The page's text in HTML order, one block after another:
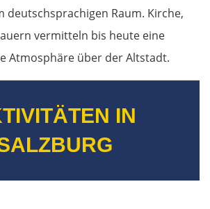
deutschsprachigen Raum. Kirche,
vermitteln bis heute eine
Atmosphäre über der Altstadt.
IN